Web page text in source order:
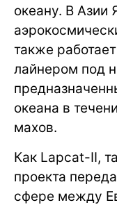
океану. В Азии
также
лайнером под
океана в
махов.
Как Lapcat-II,
проекта
сфере между